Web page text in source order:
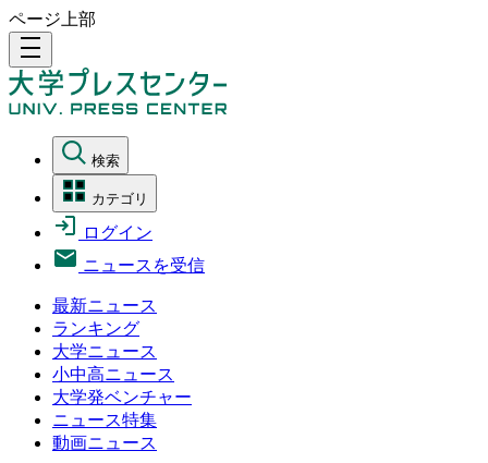
ページ上部
density_medium
検索
カテゴリ
ログイン
ニュースを受信
最新ニュース
ランキング
大学ニュース
小中高ニュース
大学発ベンチャー
ニュース特集
動画ニュース